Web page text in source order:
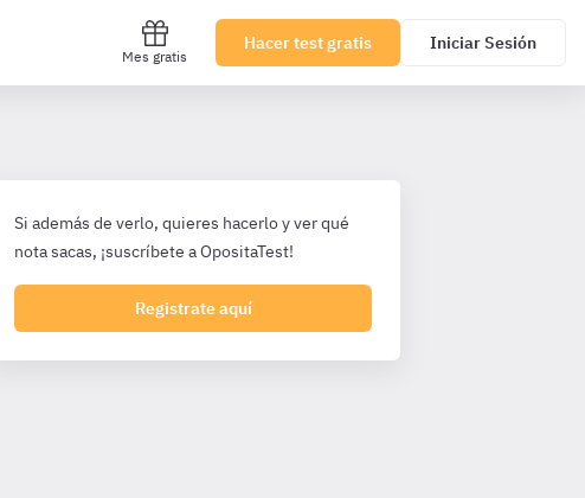
Mes gratis
Hacer test gratis Iniciar Sesión
Si además de verlo, quieres hacerlo y ver qué
nota sacas, ¡suscríbete a OpositaTest!
Registrate aquí